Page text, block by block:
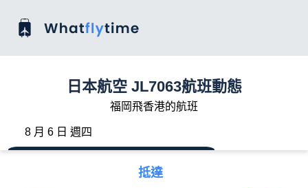
日本航空 JL7063航班動態
福岡飛香港的航班
8 月 6 日 週四
抵達